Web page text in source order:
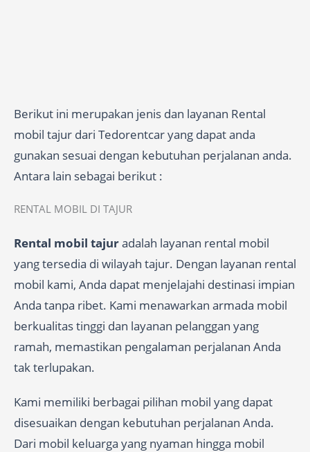
Berikut ini merupakan jenis dan layanan Rental
mobil tajur dari Tedorentcar yang dapat anda
gunakan sesuai dengan kebutuhan perjalanan anda.
Antara lain sebagai berikut :
RENTAL MOBIL DI TAJUR
Rental mobil tajuradalah layanan rental mobil
yang tersedia di wilayah tajur. Dengan layanan rental
mobil kami, Anda dapat menjelajahi destinasi impian
Anda tanpa ribet. Kami menawarkan armada mobil
berkualitas tinggi dan layanan pelanggan yang
ramah, memastikan pengalaman perjalanan Anda
tak terlupakan.
Kami memiliki berbagai pilihan mobil yang dapat
disesuaikan dengan kebutuhan perjalanan Anda.
Dari mobil keluarga yang nyaman hingga mobil